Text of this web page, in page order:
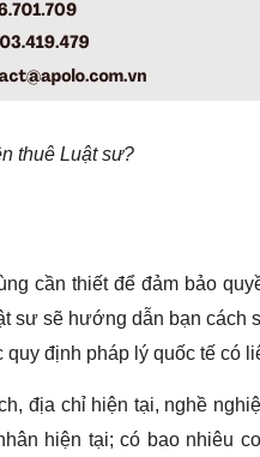
thuê Luật sư?
cần thiết để đảm bảo
sư sẽ hướng dẫn bạn cách
định pháp lý quốc tế có
địa chỉ hiện tại, nghề
hiện tại; có bao nhiêu